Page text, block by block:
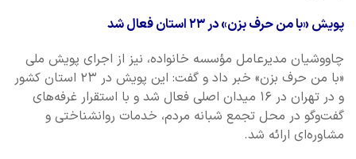
پویش «با من حرف بزن» در ۲۳ استان فعال شد
چاووشیان مدیرعامل مؤسسه خانواده، نیز از اجرای پویش ملی
«با من حرف بزن» خبر داد و گفت: این پویش در ۲۳ استان کشور
و در تهران در ۱۶ میدان اصلی فعال شد و با استقرار غرفه‌های
گفت‌وگو در محل تجمع شبانه مردم، خدمات روانشناختی و
مشاوره‌ای ارائه شد.